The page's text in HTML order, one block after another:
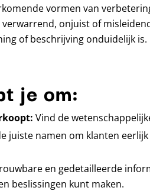
vormen van
onjuist of
of beschrijving onduidelijk is.
je om:
Vind de
juiste namen om klanten
en gedetailleerde
beslissingen kunt maken.